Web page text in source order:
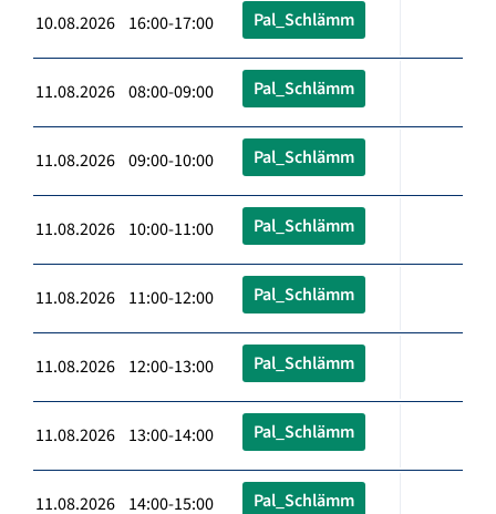
10.08.2026 16:00-17:00 Pal_Schlämm
11.08.2026 08:00-09:00 Pal_Schlämm
11.08.2026 09:00-10:00 Pal_Schlämm
11.08.2026 10:00-11:00 Pal_Schlämm
11.08.2026 11:00-12:00 Pal_Schlämm
11.08.2026 12:00-13:00 Pal_Schlämm
11.08.2026 13:00-14:00 Pal_Schlämm
11.08.2026 14:00-15:00 Pal_Schlämm